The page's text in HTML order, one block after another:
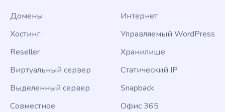
Домены
Хостинг
Reseller
Виртуальный сервер
Выделенный сервер
Совместное
Интернет
Управляемый WordPress
Хранилище
Статический IP
Snapback
Офис 365